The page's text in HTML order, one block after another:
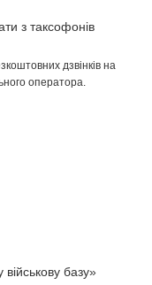
з таксофонів
дзвінків на
оператора.
базу»